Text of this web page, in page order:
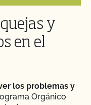
y
en el
los problemas y
Orgánico